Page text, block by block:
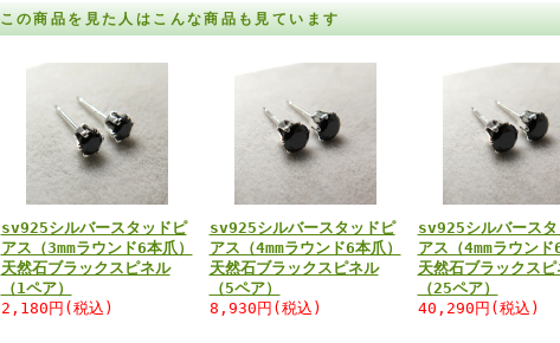
この商品を見た人はこんな商品も見ています
sv925シルバースタッドピ
アス（3mmラウンド6本爪）
天然石ブラックスピネル
（1ペア）
2,180円(税込)
sv925シルバースタッドピ
アス（4mmラウンド6本爪）
天然石ブラックスピネル
（5ペア）
8,930円(税込)
sv925シルバースタ
アス（4mmラウンド
天然石ブラックスピ
（25ペア）
40,290円(税込)